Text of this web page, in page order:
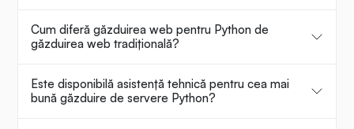
Cum diferă găzduirea web pentru Python de
găzduirea web tradițională?
Este disponibilă asistență tehnică pentru cea mai
bună găzduire de servere Python?